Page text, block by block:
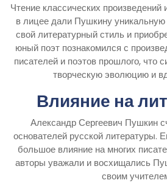
Чтение классических
в лицее дали Пушкину уникальную
свой литературный стиль и
юный поэт познакомился с
писателей и поэтов прошлого, что
творческую эволюцию и
Влияние на
Александр Сергеевич Пушкин
основателей русской литературы.
большое влияние на многих
авторы уважали и восхищались
своим